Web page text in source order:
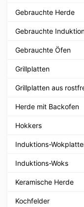
Gebrauchte Herde
Gebrauchte
Gebrauchte Öfen
Grillplatten
Grillplatten aus
Herde mit Backofen
Hokkers
Induktions-
Induktions-Woks
Keramische Herde
Kochfelder